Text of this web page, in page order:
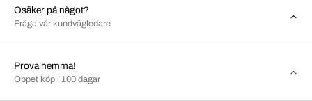
Osäker på något?
Fråga vår kundvägledare
Prova hemma!
Öppet köp i 100 dagar